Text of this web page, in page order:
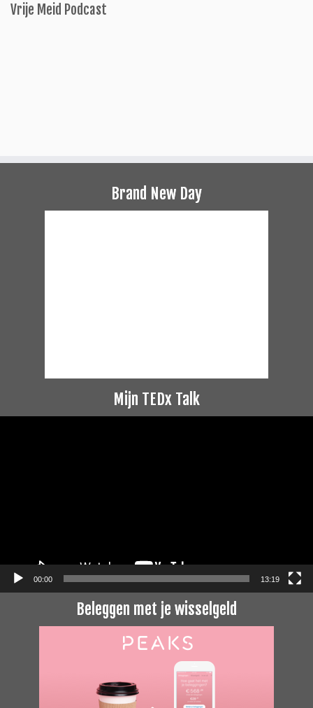
Vrije Meid Podcast
Brand New Day
Mijn TEDx Talk
00:00 13:19
Beleggen met je wisselgeld